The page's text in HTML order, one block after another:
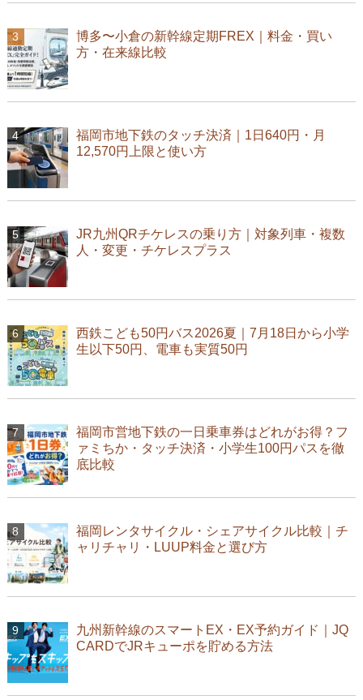
博多〜小倉の新幹線定期FREX｜料金・買い
方・在来線比較
福岡市地下鉄のタッチ決済｜1日640円・月
12,570円上限と使い方
JR九州QRチケレスの乗り方｜対象列車・複数
人・変更・チケレスプラス
西鉄こども50円バス2026夏｜7月18日から小学
生以下50円、電車も実質50円
福岡市営地下鉄の一日乗車券はどれがお得？フ
ァミちか・タッチ決済・小学生100円パスを徹
底比較
福岡レンタサイクル・シェアサイクル比較｜チ
ャリチャリ・LUUP料金と選び方
九州新幹線のスマートEX・EX予約ガイド｜JQ
CARDでJRキューポを貯める方法